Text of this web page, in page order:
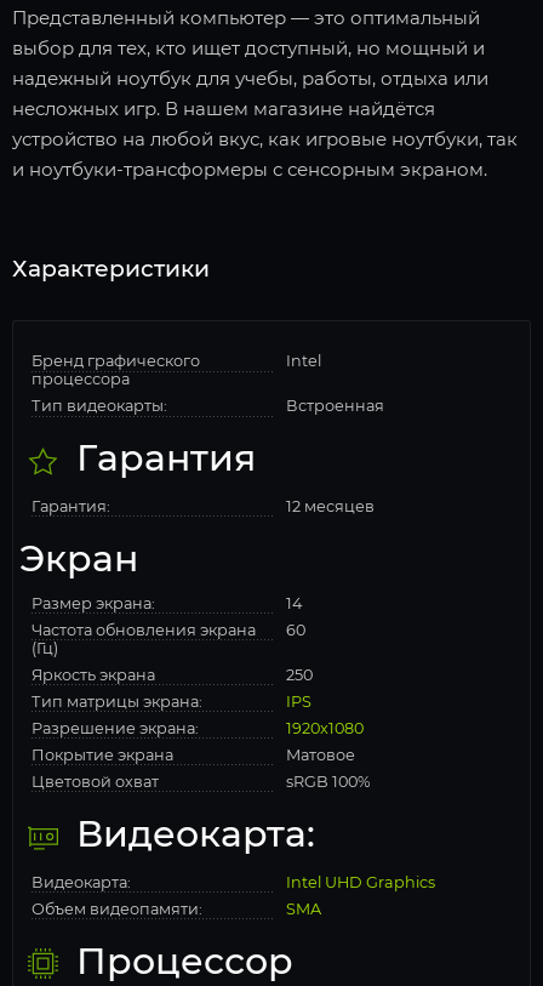
Представленный компьютер — это оптимальный
выбор для тех, кто ищет доступный, но мощный и
надежный ноутбук для учебы, работы, отдыха или
несложных игр. В нашем магазине найдётся
устройство на любой вкус, как игровые ноутбуки, так
и ноутбуки-трансформеры с сенсорным экраном.
Характеристики
Бренд графического
процессора
Intel
Тип видеокарты: Встроенная
Гарантия
Гарантия: 12 месяцев
Экран
Размер экрана:
14
Частота обновления экрана
(Гц)
60
Яркость экрана
250
Тип матрицы экрана:
IPS
Разрешение экрана:
1920x1080
Покрытие экрана
Матовое
Цветовой охват
sRGB 100%
Видеокарта:
Видеокарта:
Intel UHD Graphics
Объем видеопамяти:
SMA
Процессор